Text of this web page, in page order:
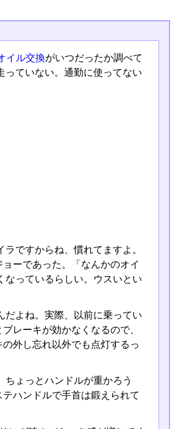
イル交換がいつだったか調べて
っていない。通勤に使ってない
ですからね、慣れてますよ。
ーであった。「なんかのオイ
なっているらしい。ウスいとい
だよね。実際、以前に乗ってい
レーキが効かなくなるので、
外し忘れ以外でも点灯するっ
ょっとハンドルが重かろう
ハンドルで手首は鍛えられて